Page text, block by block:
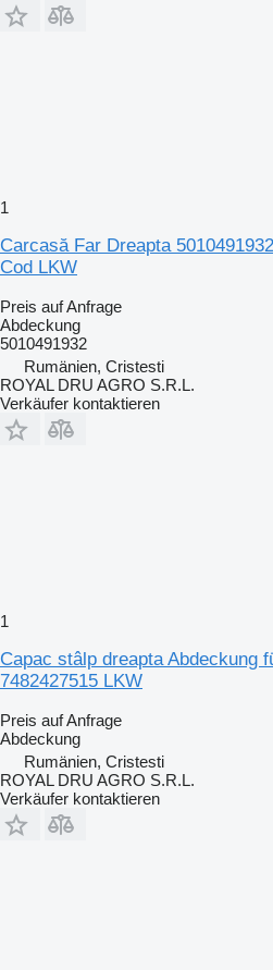
1
Carcasă Far Dreapta
Cod LKW
Preis auf Anfrage
Abdeckung
5010491932
Rumänien, Cristesti
ROYAL DRU AGRO S.R.L.
Verkäufer kontaktieren
1
Capac stâlp dreapta Abdeckung
7482427515 LKW
Preis auf Anfrage
Abdeckung
Rumänien, Cristesti
ROYAL DRU AGRO S.R.L.
Verkäufer kontaktieren